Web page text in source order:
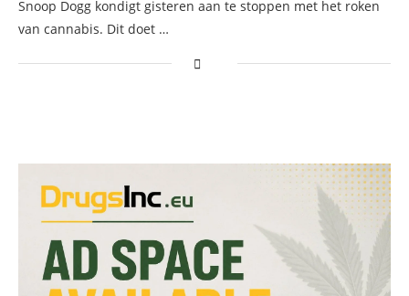
Snoop Dogg kondigt gisteren aan te stoppen met het roken
van cannabis. Dit doet …